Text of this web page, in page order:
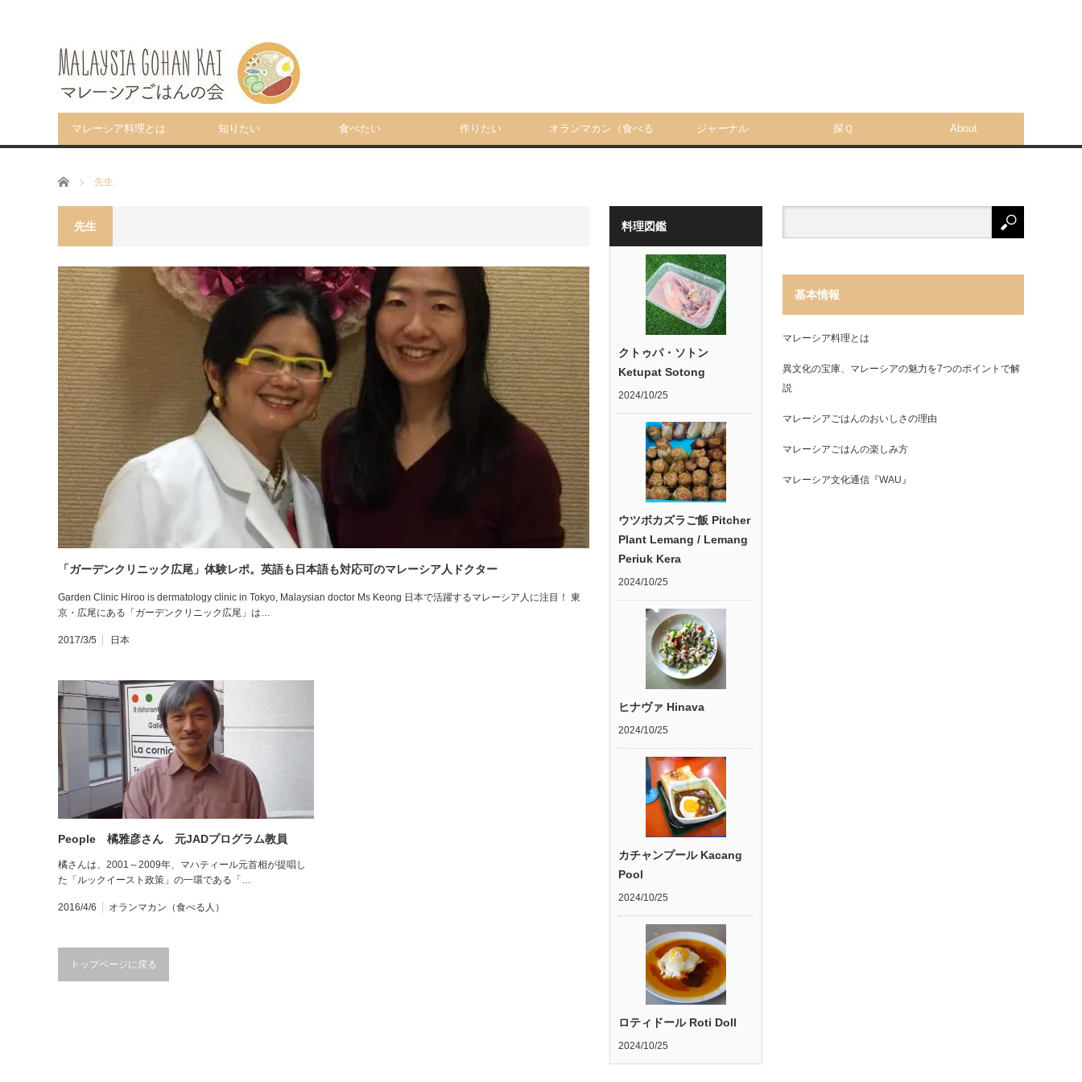
マレーシア料理とは 知りたい 食べたい 作りたい オランマカン（食べる ジャーナル 探Ｑ About
ホーム 先生
先生
「ガーデンクリニック広尾」体験レポ。英語も日本語も対応可のマレーシア人ドクター
Garden Clinic Hiroo is dermatology clinic in Tokyo, Malaysian doctor Ms Keong 日本で活躍するマレーシア人に注目！ 東
京・広尾にある「ガーデンクリニック広尾」は…
2017/3/5 日本
People 橘雅彦さん 元JADプログラム教員
橘さんは、2001～2009年、マハティール元首相が提唱し
た「ルックイースト政策」の一環である「…
2016/4/6 オランマカン（食べる人）
トップページに戻る
料理図鑑
クトゥパ・ソトン
Ketupat Sotong
2024/10/25
ウツボカズラご飯 Pitcher
Plant Lemang / Lemang
Periuk Kera
2024/10/25
ヒナヴァ Hinava
2024/10/25
カチャンプール Kacang
Pool
2024/10/25
ロティドール Roti Doll
2024/10/25
基本情報
マレーシア料理とは
異文化の宝庫、マレーシアの魅力を7つのポイントで解
説
マレーシアごはんのおいしさの理由
マレーシアごはんの楽しみ方
マレーシア文化通信『WAU』